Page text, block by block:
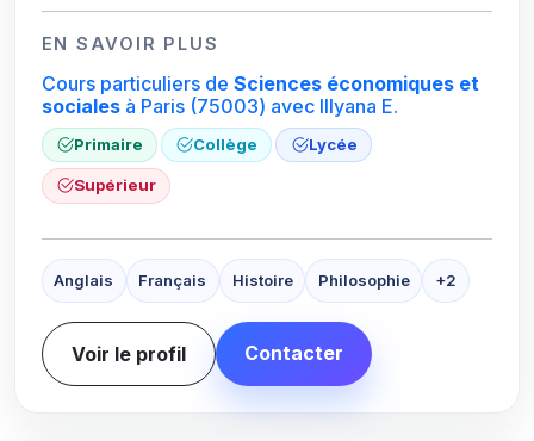
EN SAVOIR PLUS
Cours particuliers de Sciences économiques et
socialesà Paris (75003) avec Illyana E.
Primaire Collège Lycée
Supérieur
Anglais Français Histoire Philosophie +2
Voir le profil Contacter